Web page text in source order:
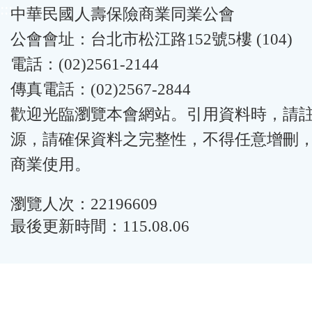
:::中華民國人壽保險商業同業公會
公會會址：台北市松江路152號5樓 (104)
電話：(02)2561-2144
傳真電話：(02)2567-2844
歡迎光臨瀏覽本會網站。引用資料時，請
源，請確保資料之完整性，不得任意增刪
商業使用。
瀏覽人次：22196609
最後更新時間：115.08.06